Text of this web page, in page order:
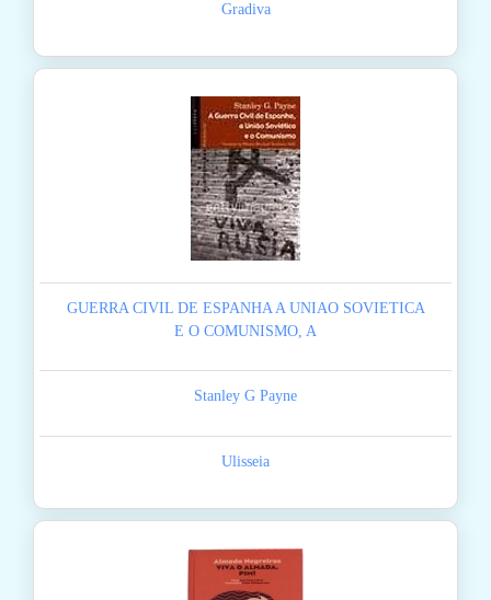
Gradiva
GUERRA CIVIL DE ESPANHA A UNIAO SOVIETICA
E O COMUNISMO, A
Stanley G Payne
Ulisseia